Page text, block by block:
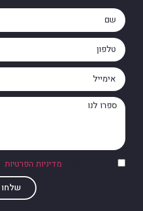
מדיניות הפרטיות
שלחו